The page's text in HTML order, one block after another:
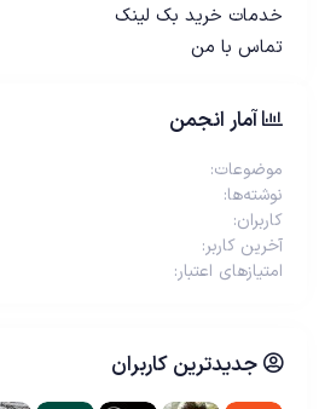
خدمات خرید بک لینک
تماس با من
آمار انجمن
موضوعات
نوشته‌ها
کاربران
آخرین کاربر
امتیازهای اعتبار
جدیدترین کاربران